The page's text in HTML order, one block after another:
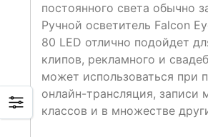
постоянного света обычно
Ручной осветитель Falcon
80 LED отлично подойдет
клипов, рекламного и
может использоваться при
онлайн-трансляция, записи
классов и в множестве